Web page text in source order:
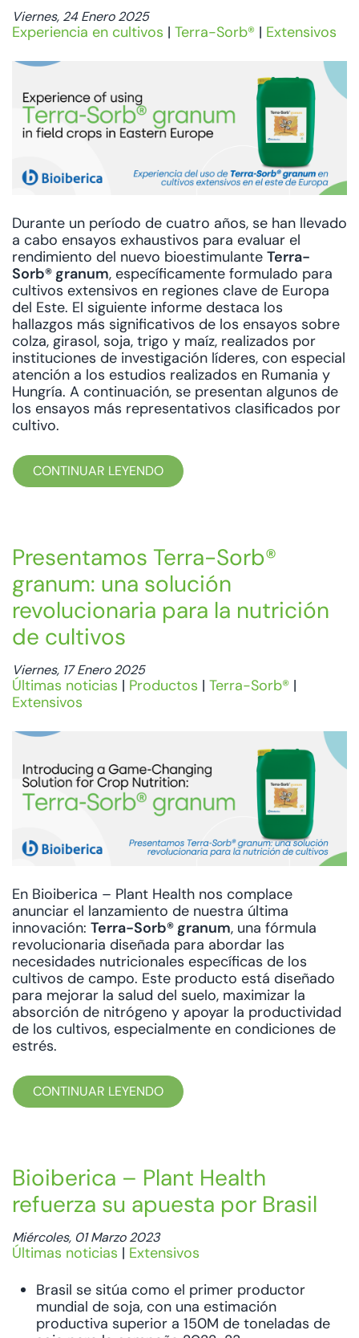
Viernes, 24 Enero 2025
Experiencia en cultivos | Terra-Sorb® | Extensivos
Durante un período de cuatro años, se han llevado
a cabo ensayos exhaustivos para evaluar el
rendimiento del nuevo bioestimulante Terra-
Sorb® granum, específicamente formulado para
cultivos extensivos en regiones clave de Europa
del Este. El siguiente informe destaca los
hallazgos más significativos de los ensayos sobre
colza, girasol, soja, trigo y maíz, realizados por
instituciones de investigación líderes, con especial
atención a los estudios realizados en Rumania y
Hungría. A continuación, se presentan algunos de
los ensayos más representativos clasificados por
cultivo.
CONTINUAR LEYENDO
Presentamos Terra-Sorb®
granum: una solución
revolucionaria para la nutrición
de cultivos
Viernes, 17 Enero 2025
Últimas noticias | Productos | Terra-Sorb® |
Extensivos
En Bioiberica – Plant Health nos complace
anunciar el lanzamiento de nuestra última
innovación: Terra-Sorb® granum, una fórmula
revolucionaria diseñada para abordar las
necesidades nutricionales específicas de los
cultivos de campo. Este producto está diseñado
para mejorar la salud del suelo, maximizar la
absorción de nitrógeno y apoyar la productividad
de los cultivos, especialmente en condiciones de
estrés.
CONTINUAR LEYENDO
Bioiberica – Plant Health
refuerza su apuesta por Brasil
Miércoles, 01 Marzo 2023
Últimas noticias | Extensivos
Brasil se sitúa como el primer productor
mundial de soja, con una estimación
productiva superior a 150M de toneladas de